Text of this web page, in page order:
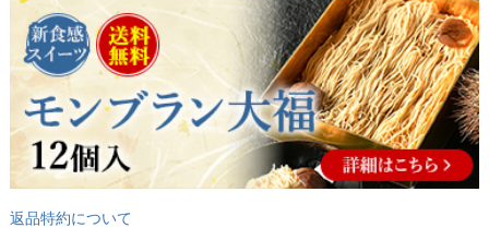
返品特約について